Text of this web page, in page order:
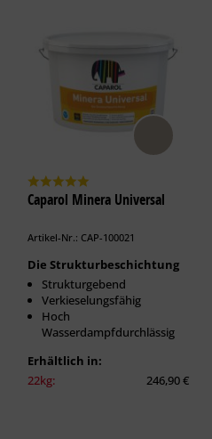
Caparol Minera Universal
Artikel-Nr.: CAP-100021
Die Strukturbeschichtung
Strukturgebend
Verkieselungsfähig
Hoch
Wasserdampfdurchlässig
Erhältlich in:
22kg:
246,90 €